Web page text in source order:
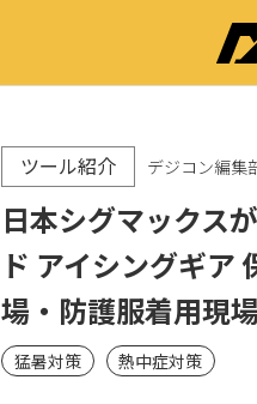
ツール紹介 デジコン編集
日本シグマックス
ド アイシングギア
場・防護服着用現
猛暑対策 熱中症対策